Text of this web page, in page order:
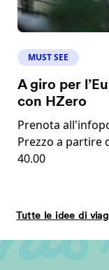
MUST SEE
A giro per
con HZero
Prenota
Prezzo a partire
40.00
Tutte le idee di